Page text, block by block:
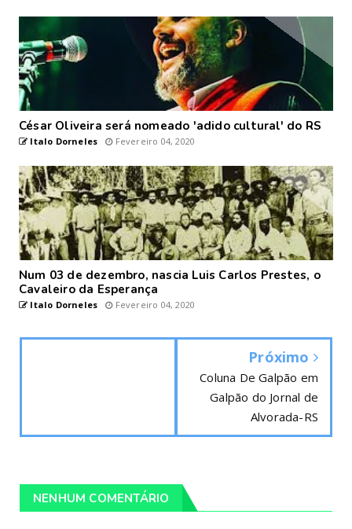
César Oliveira será nomeado 'adido cultural' do RS
Italo Dorneles Fevereiro 04, 2020
Num 03 de dezembro, nascia Luis Carlos Prestes, o
Cavaleiro da Esperança
Italo Dorneles Fevereiro 04, 2020
Próximo
Coluna De Galpão em
Galpão do Jornal de
Alvorada-RS
NENHUM COMENTÁRIO